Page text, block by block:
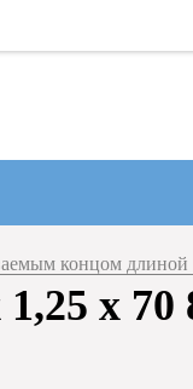
концом длиной
х